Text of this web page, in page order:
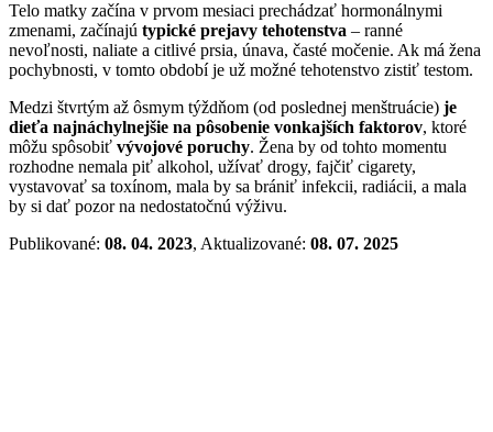
Telo matky začína v prvom mesiaci prechádzať hormonálnymi
zmenami, začínajú typické prejavy tehotenstva – ranné
nevoľnosti, naliate a citlivé prsia, únava, časté močenie. Ak má žena
pochybnosti, v tomto období je už možné tehotenstvo zistiť testom.
Medzi štvrtým až ôsmym týždňom (od poslednej menštruácie) je
dieťa najnáchylnejšie na pôsobenie vonkajších faktorov, ktoré
môžu spôsobiť vývojové poruchy. Žena by od tohto momentu
rozhodne nemala piť alkohol, užívať drogy, fajčiť cigarety,
vystavovať sa toxínom, mala by sa brániť infekcii, radiácii, a mala
by si dať pozor na nedostatočnú výživu.
Publikované: 08. 04. 2023, Aktualizované: 08. 07. 2025